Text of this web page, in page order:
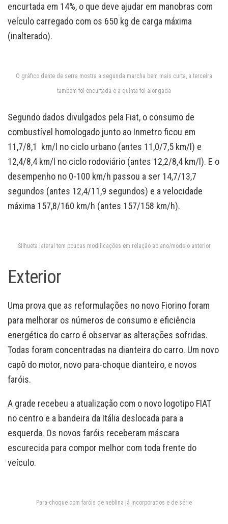
encurtada em 14%, o que deve ajudar em manobras com
veículo carregado com os 650 kg de carga máxima
(inalterado).
O gráfico dente de serra mostra a segunda marcha bem mais curta, a terceira
também foi encurtada e a quinta foi alongada
Segundo dados divulgados pela Fiat, o consumo de
combustível homologado junto ao Inmetro ficou em
11,7/8,1 km/l no ciclo urbano (antes 11,0/7,5 km/l) e
12,4/8,4 km/l no ciclo rodoviário (antes 12,2/8,4 km/l). E o
desempenho no 0-100 km/h passou a ser 14,7/13,7
segundos (antes 12,4/11,9 segundos) e a velocidade
máxima 157,8/160 km/h (antes 157/158 km/h).
Silhueta lateral tem poucas modificações em relação ao ano/modelo anterior
Exterior
Uma prova que as reformulações no novo Fiorino foram
para melhorar os números de consumo e eficiência
energética do carro é observar as alterações sofridas.
Todas foram concentradas na dianteira do carro. Um novo
capô do motor, novo para-choque dianteiro, e novos
faróis.
A grade recebeu a atualização com o novo logotipo FIAT
no centro e a bandeira da Itália deslocada para a
esquerda. Os novos faróis receberam máscara
escurecida para compor melhor com toda frente do
veículo.
Para-choque com faróis de neblina já incorporados e de série